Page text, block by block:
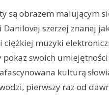
są obrazem malującym
szerzej znanej
ciężkiej muzyki
swoich
kulturą
pierwszy raz od